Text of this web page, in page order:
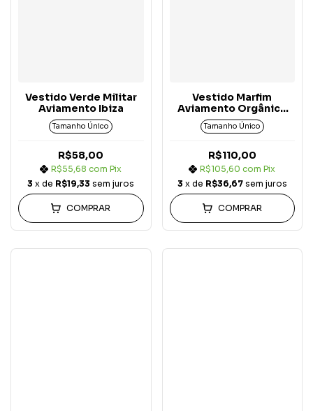
Vestido Verde Militar
Aviamento Ibiza
Tamanho Único
R$58,00
R$55,68com Pix
3 x de R$19,33 sem juros
COMPRAR
Vestido Marfim
Aviamento Orgânico
Exalta
Tamanho Único
R$110,00
R$105,60com Pix
3 x de R$36,67 sem juros
COMPRAR